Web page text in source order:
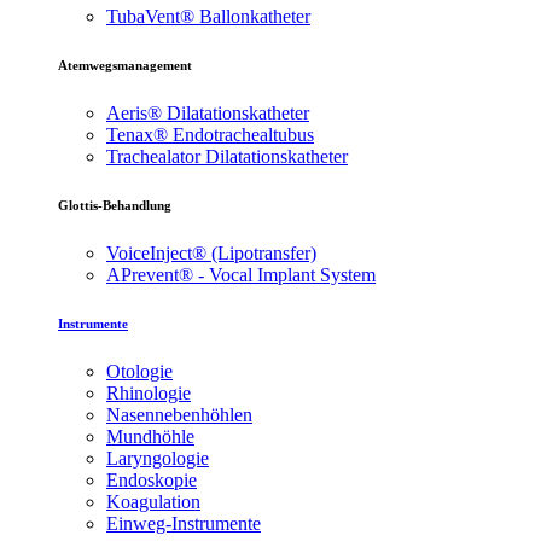
TubaVent® Ballonkatheter
Atemwegsmanagement
Aeris® Dilatationskatheter
Tenax® Endotrachealtubus
Trachealator Dilatationskatheter
Glottis-Behandlung
VoiceInject® (Lipotransfer)
APrevent® - Vocal Implant System
Instrumente
Otologie
Rhinologie
Nasennebenhöhlen
Mundhöhle
Laryngologie
Endoskopie
Koagulation
Einweg-Instrumente